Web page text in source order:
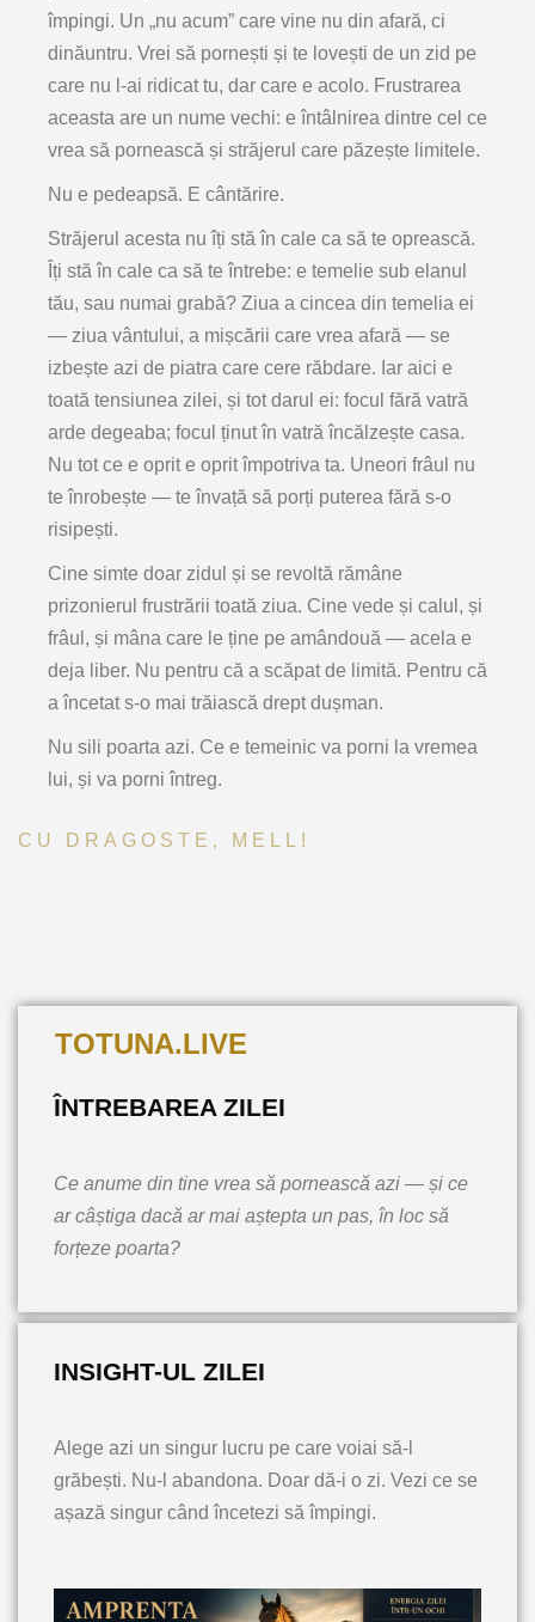
împingi. Un „nu acum” care vine nu din afară, ci
dinăuntru. Vrei să pornești și te lovești de un zid pe
care nu l-ai ridicat tu, dar care e acolo. Frustrarea
aceasta are un nume vechi: e întâlnirea dintre cel ce
vrea să pornească și străjerul care păzește limitele.
Nu e pedeapsă. E cântărire.
Străjerul acesta nu îți stă în cale ca să te oprească.
Îți stă în cale ca să te întrebe: e temelie sub elanul
tău, sau numai grabă? Ziua a cincea din temelia ei
— ziua vântului, a mișcării care vrea afară — se
izbește azi de piatra care cere răbdare. Iar aici e
toată tensiunea zilei, și tot darul ei: focul fără vatră
arde degeaba; focul ținut în vatră încălzește casa.
Nu tot ce e oprit e oprit împotriva ta. Uneori frâul nu
te înrobește — te învață să porți puterea fără s-o
risipești.
Cine simte doar zidul și se revoltă rămâne
prizonierul frustrării toată ziua. Cine vede și calul, și
frâul, și mâna care le ține pe amândouă — acela e
deja liber. Nu pentru că a scăpat de limită. Pentru că
a încetat s-o mai trăiască drept dușman.
Nu sili poarta azi. Ce e temeinic va porni la vremea
lui, și va porni întreg.
CU DRAGOSTE, MELL!
TOTUNA.LIVE
ÎNTREBAREA ZILEI
Ce anume din tine vrea să pornească azi — și ce
ar câștiga dacă ar mai aștepta un pas, în loc să
forțeze poarta?
INSIGHT-UL ZILEI
Alege azi un singur lucru pe care voiai să-l
grăbești. Nu-l abandona. Doar dă-i o zi. Vezi ce se
așază singur când încetezi să împingi.